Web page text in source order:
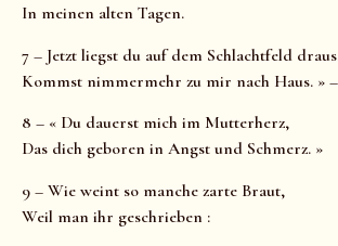
In meinen alten Tagen.
7 – Jetzt liegst du auf dem Schlachtfeld
Kommst nimmermehr zu mir nach Haus. » –
8 – « Du dauerst mich im Mutterherz,
Das dich geboren in Angst und Schmerz. »
9 – Wie weint so manche zarte Braut,
Weil man ihr geschrieben :